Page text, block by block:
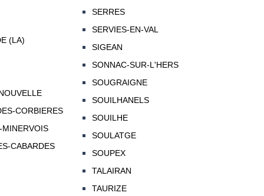
(LA)
CORBIERES
CABARDES
SERRES
SERVIES-EN-VAL
SIGEAN
SONNAC-SUR-L'HERS
SOUGRAIGNE
SOUILHANELS
SOUILHE
SOULATGE
SOUPEX
TALAIRAN
TAURIZE